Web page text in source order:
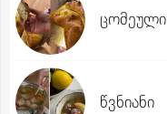
ცომეული
წვნიანი